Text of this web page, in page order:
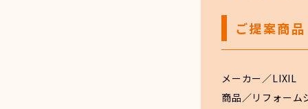
ご提案商品
メーカー／LIXIL
商品／リフォーム